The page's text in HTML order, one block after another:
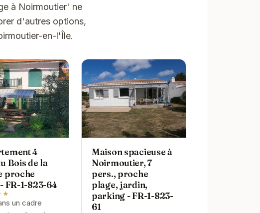
à Noirmoutier' ne
d'autres options,
en-l'Île.
4
Bois de la
proche
FR-1-823-64
un cadre
Maison spacieuse à
Noirmoutier, 7
pers., proche
plage, jardin,
parking - FR-1-823-
61